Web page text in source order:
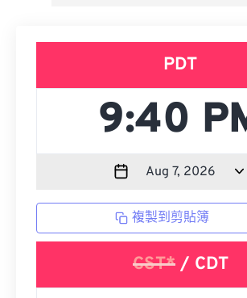
PDT
複製到剪貼簿
CST*/ CDT